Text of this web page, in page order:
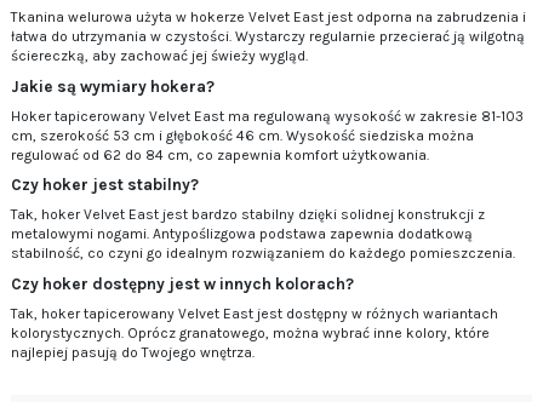
Tkanina welurowa użyta w hokerze Velvet East jest odporna na zabrudzenia i
łatwa do utrzymania w czystości. Wystarczy regularnie przecierać ją wilgotną
ściereczką, aby zachować jej świeży wygląd.
Jakie są wymiary hokera?
Hoker tapicerowany Velvet East ma regulowaną wysokość w zakresie 81-103
cm, szerokość 53 cm i głębokość 46 cm. Wysokość siedziska można
regulować od 62 do 84 cm, co zapewnia komfort użytkowania.
Czy hoker jest stabilny?
Tak, hoker Velvet East jest bardzo stabilny dzięki solidnej konstrukcji z
metalowymi nogami. Antypoślizgowa podstawa zapewnia dodatkową
stabilność, co czyni go idealnym rozwiązaniem do każdego pomieszczenia.
Czy hoker dostępny jest w innych kolorach?
Tak, hoker tapicerowany Velvet East jest dostępny w różnych wariantach
kolorystycznych. Oprócz granatowego, można wybrać inne kolory, które
najlepiej pasują do Twojego wnętrza.